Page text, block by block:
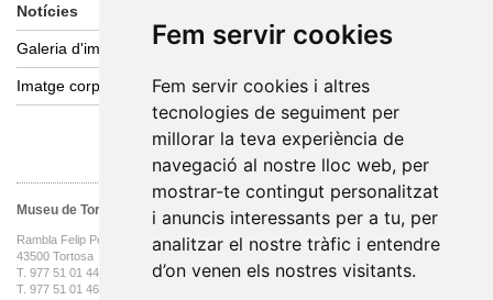
Fem servir cookies
Fem servir cookies i altres
tecnologies de seguiment per
millorar la teva experiència de
navegació al nostre lloc web, per
mostrar-te contingut personalitzat
i anuncis interessants per a tu, per
analitzar el nostre tràfic i entendre
d’on venen els nostres visitants.
Notícies
Galeria d'imatges
Imatge corporativa
Museu de Tortosa
Rambla Felip Pedrell, 3
43500 Tortosa
T. 977 51 01 44 oficines
T. 977 51 01 46